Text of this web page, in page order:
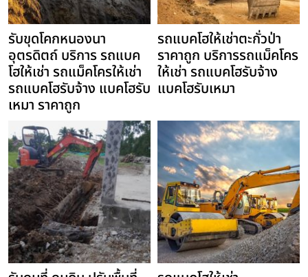
รับขุดโคกหนองนา
อุตรดิตถ์ บริการ รถแบค
โฮให้เช่า รถแม็คโครให้เช่า
รถแบคโฮรับจ้าง แบคโฮรับ
เหมา ราคาถูก
รถแบคโฮให้เช่าตะกั่วป่า
ราคาถูก บริการรถแม็คโคร
ให้เช่า รถแบคโฮรับจ้าง
แบคโฮรับเหมา